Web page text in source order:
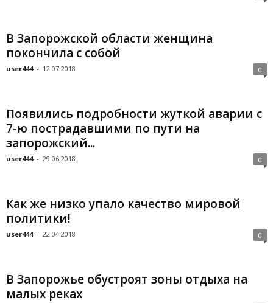
В Запорожской области женщина
покончила с собой
user444 - 12.07.2018 0
Появились подробности жуткой аварии с
7-ю пострадавшими по пути на
запорожский...
user444 - 29.06.2018 0
Как же низко упало качество мировой
политики!
user444 - 22.04.2018 0
В Запорожье обустроят зоны отдыха на
малых реках